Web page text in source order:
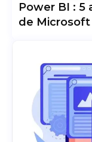
Power BI : 5
de